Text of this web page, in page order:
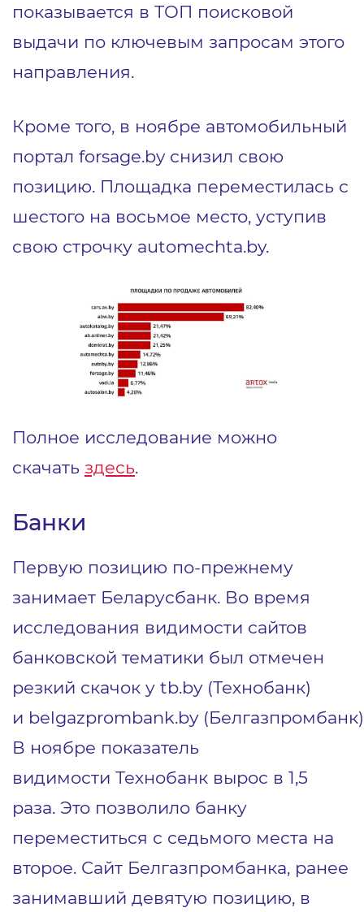
показывается в ТОП поисковой
выдачи по ключевым запросам этого
направления.
Кроме того, в ноябре автомобильный
портал forsage.by снизил свою
позицию. Площадка переместилась с
шестого на восьмое место, уступив
свою строчку automechta.by.
Полное исследование можно
скачать здесь.
Банки
Первую позицию по-прежнему
занимает Беларусбанк. Во время
исследования видимости сайтов
банковской тематики был отмечен
резкий скачок у tb.by (Технобанк)
и belgazprombank.by
В ноябре показатель
видимости Технобанк вырос в 1,5
раза. Это позволило банку
переместиться с седьмого места на
второе. Сайт Белгазпромбанка, ранее
занимавший девятую позицию, в